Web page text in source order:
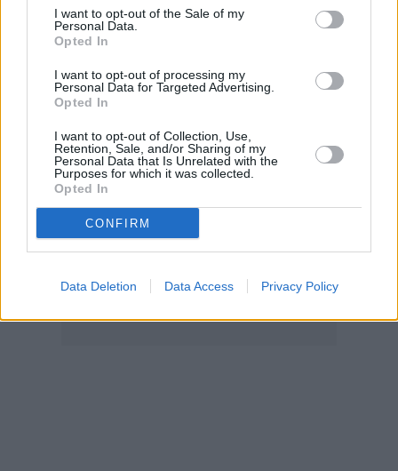
I want to opt-out of the Sale of my
Personal Data.
Opted In
I want to opt-out of processing my
Personal Data for Targeted Advertising.
Opted In
I want to opt-out of Collection, Use,
Retention, Sale, and/or Sharing of my
Personal Data that Is Unrelated with the
Purposes for which it was collected.
Opted In
CONFIRM
Data Deletion Data Access Privacy Policy
και το σύνολο των αξιολογικών μονάδων είναι
100 για τα Πρότυπα και 150 για τα Πρότυπα